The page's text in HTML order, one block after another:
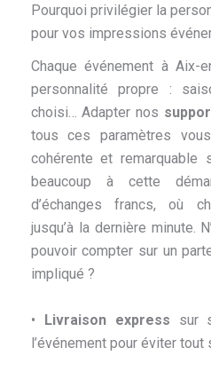
Pourquoi privilégier la
pour vos impressions
Chaque événement à Aix-
personnalité propre :
choisi… Adapter nos
tous ces paramètres
cohérente et remarquable
beaucoup à cette
d’échanges francs, où
jusqu’à la dernière minute.
pouvoir compter sur un
impliqué ?
• Livraison express sur
l’événement pour éviter